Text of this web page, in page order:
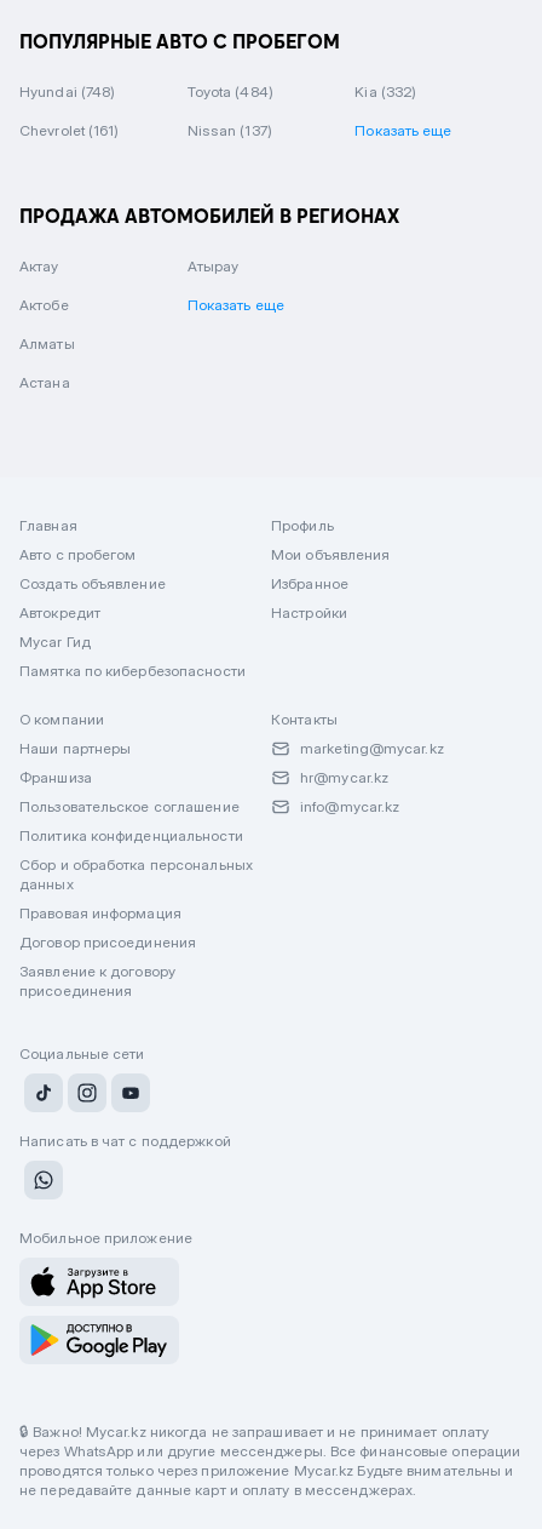
ПОПУЛЯРНЫЕ АВТО С ПРОБЕГОМ
Hyundai (748) Toyota (484) Kia (332)
Chevrolet (161) Nissan (137) Показать еще
ПРОДАЖА АВТОМОБИЛЕЙ В РЕГИОНАХ
Актау
Актобе
Алматы
Астана
Атырау
Показать еще
Главная
Авто с пробегом
Создать объявление
Автокредит
Mycar Гид
Памятка по кибербезопасности
Профиль
Мои объявления
Избранное
Настройки
О компании
Наши партнеры
Франшиза
Пользовательское соглашение
Политика конфиденциальности
Сбор и обработка персональных
данных
Правовая информация
Договор присоединения
Заявление к договору
присоединения
Контакты
marketing@mycar.kz
hr@mycar.kz
info@mycar.kz
Социальные сети
Написать в чат с поддержкой
Мобильное приложение
🔒 Важно! Mycar.kz никогда не запрашивает и не принимает оплату
через WhatsApp или другие мессенджеры. Все финансовые операции
проводятся только через приложение Mycar.kz Будьте внимательны и
не передавайте данные карт и оплату в мессенджерах.